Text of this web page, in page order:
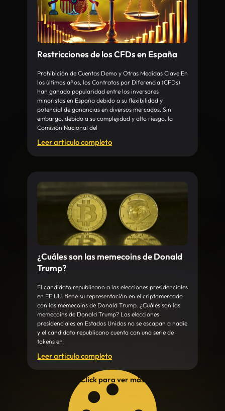
Restricciones de los CFDs en España
Prohibición de Cuentas Demo y Otras Medidas Clave En
los últimos años, los Contratos por Diferencia (CFDs)
han ganado popularidad entre los inversores
minoristas en España debido a su flexibilidad y
potencial de ganancias en diversos mercados. Sin
embargo, debido a su complejidad y alto riesgo, la
Comisión Nacional del
Leer articulo completo
¿Cuáles son las memecoins de Donald
Trump?
El candidato republicano a las elecciones presidenciales
en EE.UU. tiene su representación en el criptomercado
con las memecoins de Donald Trump. ¿Cuáles son las
memecoins de Donald Trump? Las elecciones
presidenciales en Estados Unidos no se escapan a nadie
y el candidato republicano cuenta con una serie de
tokens en
Leer articulo completo
Click para ver más